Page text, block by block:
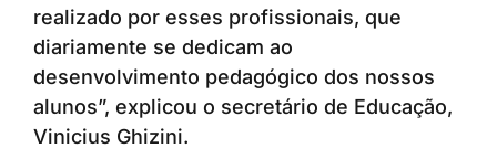
realizado por esses profissionais, que
diariamente se dedicam ao
desenvolvimento pedagógico dos nossos
alunos”, explicou o secretário de Educação,
Vinicius Ghizini.